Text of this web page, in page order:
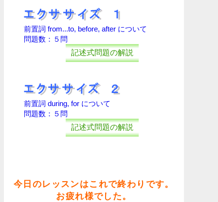
前置詞 from...to, before, after について
問題数：５問
記述式問題の解説
前置詞 during, for について
問題数：５問
記述式問題の解説
今日のレッスンはこれで終わりです。
お疲れ様でした。